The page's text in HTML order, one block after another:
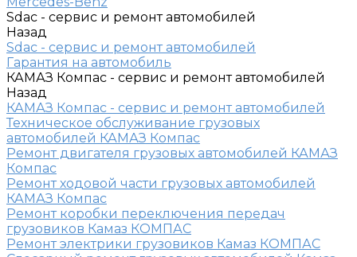
Sdac - сервис и ремонт автомобилей
Назад
Sdac - сервис и ремонт автомобилей
Гарантия на автомобиль
КАМАЗ Компас - сервис и ремонт автомобилей
Назад
КАМАЗ Компас - сервис и ремонт автомобилей
Техническое обслуживание грузовых
автомобилей КАМАЗ Компас
Ремонт двигателя грузовых автомобилей КАМАЗ
Компас
Ремонт ходовой части грузовых автомобилей
КАМАЗ Компас
Ремонт коробки переключения передач
грузовиков Камаз КОМПАС
Ремонт электрики грузовиков Камаз КОМПАС